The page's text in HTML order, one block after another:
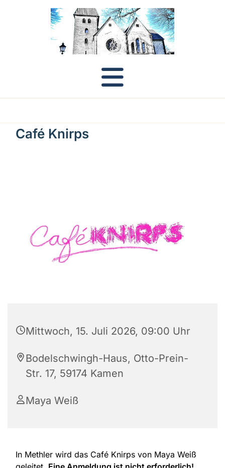
Café Knirps
Mittwoch, 15. Juli 2026, 09:00 Uhr
Bodelschwingh-Haus, Otto-Prein-
Str. 17, 59174 Kamen
Maya Weiß
In Methler wird das Café Knirps von Maya Weiß